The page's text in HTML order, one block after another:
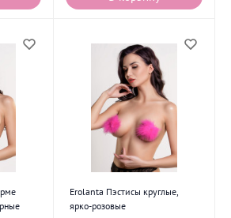
Erolanta Пэстисы круглые,
ярко-розовые